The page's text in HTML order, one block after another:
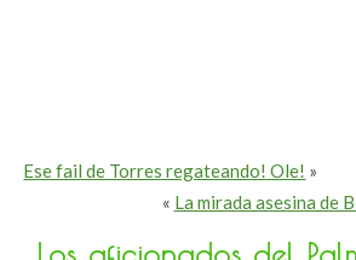
Ese fail de Torres regateando! Ole! »
« La mirada asesina de